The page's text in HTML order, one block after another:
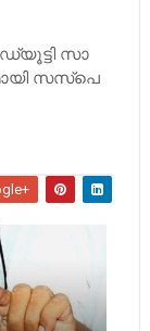
ഡ്യൂ​ട്ടി സാ​
സ​സ്‌​പെ​